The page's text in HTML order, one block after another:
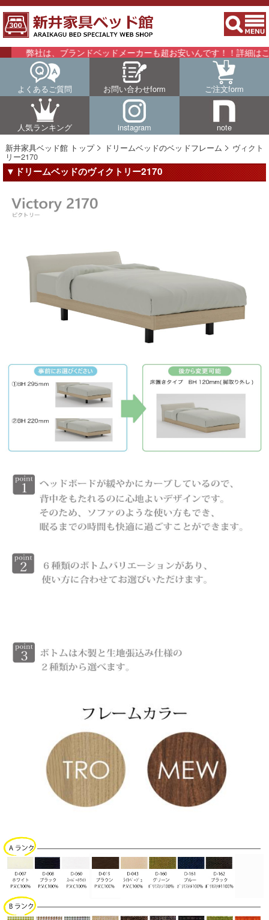
は、ブランドベッドメーカーも超お安いんです！！詳細はこちらをご
よくあるご質問 お問い合わせform ご注文form
人気ランキング instagram
note
新井家具ベッド館 トップ
ドリームベッドのベッドフレーム ヴィクト
リー2170
▼ドリームベッドのヴィクトリー2170